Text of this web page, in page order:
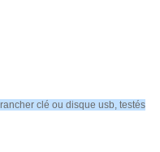
clé ou disque usb, testés